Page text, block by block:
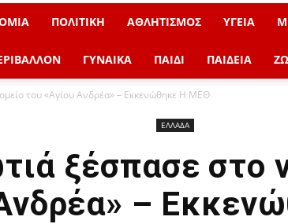
ΠΟΛΙΤΙΚΗ ΑΘΛΗΤΙΣΜΟΣ ΥΓΕΙΑ
ΓΥΝΑΙΚΑ ΠΑΙΔΙ ΠΑΙΔΕΙΑ
του «Αγίου Ανδρέα» – Εκκενώθηκε Η ΜΕΘ
ΕΛΛΑΔΑ
ξέσπασε στο
–